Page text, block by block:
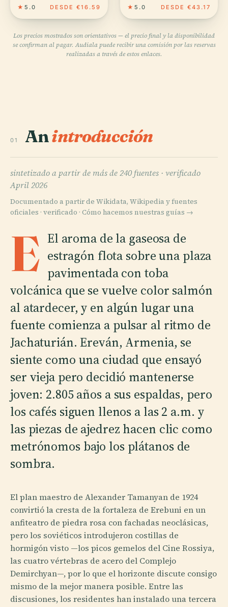
★ 5.0 DESDE €16.59 ★ 5.0 DESDE €43.17
Los precios mostrados son orientativos — el precio final y la disponibilidad
se confirman al pagar. Audiala puede recibir una comisión por las reservas
realizadas a través de estos enlaces.
01 Anintroducción
sintetizado a partir de más de 240 fuentes · verificado
April 2026
Documentado a partir de Wikidata, Wikipedia y fuentes
oficiales · verificado · Cómo hacemos nuestras guías →
E El aroma de la gaseosa de
estragón flota sobre una plaza
pavimentada con toba
volcánica que se vuelve color salmón
al atardecer, y en algún lugar una
fuente comienza a pulsar al ritmo de
Jachaturián. Ereván, Armenia, se
siente como una ciudad que ensayó
ser vieja pero decidió mantenerse
joven: 2.805 años a sus espaldas, pero
los cafés siguen llenos a las 2 a.m. y
las piezas de ajedrez hacen clic como
metrónomos bajo los plátanos de
sombra.
El plan maestro de Alexander Tamanyan de 1924
convirtió la cresta de la fortaleza de Erebuni en un
anfiteatro de piedra rosa con fachadas neoclásicas,
pero los soviéticos introdujeron costillas de
hormigón visto —los picos gemelos del Cine Rossiya,
las cuatro vértebras de acero del Complejo
Demirchyan—, por lo que el horizonte discute consigo
mismo de la mejor manera posible. Entre las
discusiones, los residentes han instalado una tercera